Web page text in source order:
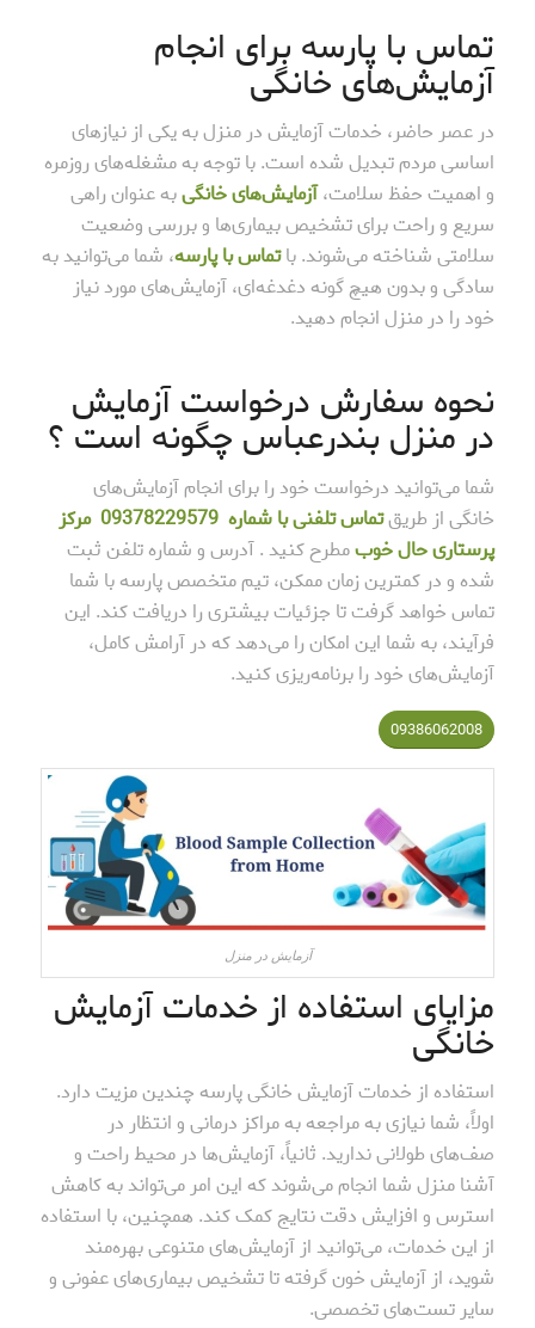
تماس با پارسه برای انجام
آزمایش‌های خانگی
در عصر حاضر، خدمات آزمایش در منزل به یکی از نیازهای
اساسی مردم تبدیل شده است. با توجه به مشغله‌های روزمره
و اهمیت حفظ سلامت،آزمایش‌های خانگیبه عنوان راهی
سریع و راحت برای تشخیص بیماری‌ها و بررسی وضعیت
سلامتی شناخته می‌شوند. باتماس با پارسه، شما می‌توانید به
سادگی و بدون هیچ گونه دغدغه‌ای، آزمایش‌های مورد نیاز
خود را در منزل انجام دهید.
نحوه سفارش درخواست آزمایش
در منزل بندرعباس چگونه است ؟
شما می‌توانید درخواست خود را برای انجام آزمایش‌های
خانگی از طریقتماس تلفنی با شماره 09378229579
مرکز
پرستاری حال خوبمطرح کنید . آدرس و شماره تلفن ثبت
شده و در کمترین زمان ممکن، تیم متخصص پارسه با شما
تماس خواهد گرفت تا جزئیات بیشتری را دریافت کند. این
فرآیند، به شما این امکان را می‌دهد که در آرامش کامل،
آزمایش‌های خود را برنامه‌ریزی کنید.
09386062008
آزمایش در منزل
مزایای استفاده از خدمات آزمایش
خانگی
استفاده از خدمات آزمایش خانگی پارسه چندین مزیت دارد.
اولاً، شما نیازی به مراجعه به مراکز درمانی و انتظار در
صف‌های طولانی ندارید. ثانیاً، آزمایش‌ها در محیط راحت و
آشنا منزل شما انجام می‌شوند که این امر می‌تواند به کاهش
استرس و افزایش دقت نتایج کمک کند. همچنین، با استفاده
از این خدمات، می‌توانید از آزمایش‌های متنوعی بهره‌مند
شوید، از آزمایش خون گرفته تا تشخیص بیماری‌های عفونی و
سایر تست‌های تخصصی.